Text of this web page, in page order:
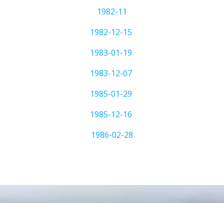
1982-11
1982-12-15
1983-01-19
1983-12-07
1985-01-29
1985-12-16
1986-02-28